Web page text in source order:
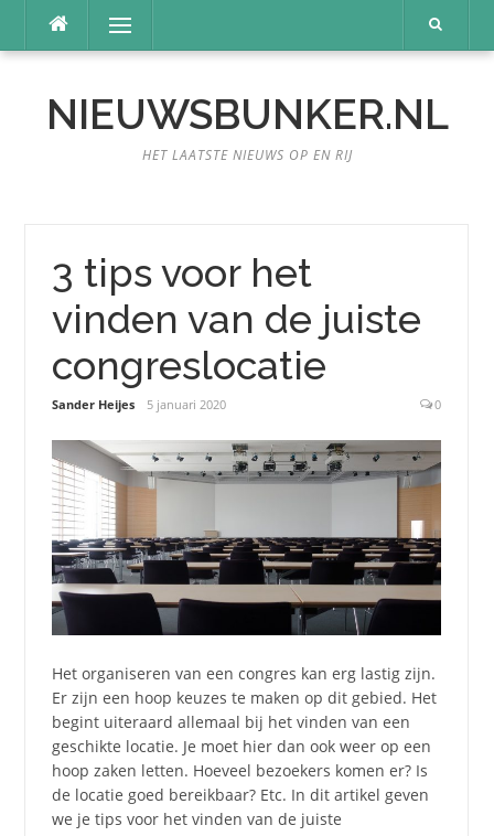
inhoud
Menu
NIEUWSBUNKER.NL
HET LAATSTE NIEUWS OP EN RIJ
3 tips voor het
vinden van de juiste
congreslocatie
Sander Heijes 5 januari 2020 0
Het organiseren van een congres kan erg lastig zijn.
Er zijn een hoop keuzes te maken op dit gebied. Het
begint uiteraard allemaal bij het vinden van een
geschikte locatie. Je moet hier dan ook weer op een
hoop zaken letten. Hoeveel bezoekers komen er? Is
de locatie goed bereikbaar? Etc. In dit artikel geven
we je tips voor het vinden van de juiste